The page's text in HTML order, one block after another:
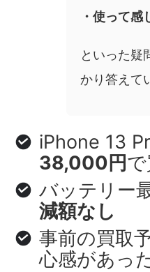
・使って感
といった疑
かり答えて
iPhone 13
38,000円
バッテリー
減額なし
事前の買取
心感があっ